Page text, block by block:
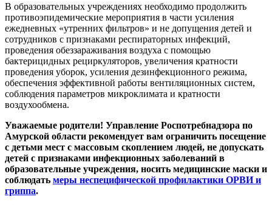
В образовательных учреждениях необходимо продолжить
противоэпидемические мероприятия в части усиления
ежедневных «утренних фильтров» и не допущения детей и
сотрудников с признаками респираторных инфекций,
проведения обеззараживания воздуха с помощью
бактерицидных рециркуляторов, увеличения кратности
проведения уборок, усиления дезинфекционного режима,
обеспечения эффективной работы вентиляционных систем,
соблюдения параметров микроклимата и кратности
воздухообмена.
Уважаемые родители! Управление Роспотребнадзора по
Амурской области рекомендует вам ограничить посещение
с детьми мест с массовым скоплением людей, не допускать
детей с признаками инфекционных заболеваний в
образовательные учреждения, носить медицинские маски и
соблюдать меры неспецифической профилактики ОРВИ и
гриппа.